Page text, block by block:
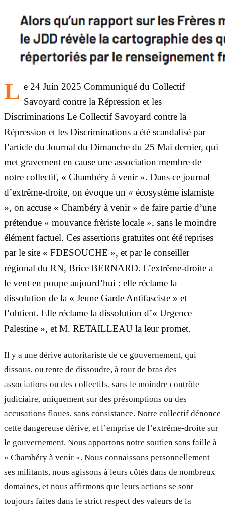
L e 24 Juin 2025 Communiqué du Collectif
Savoyard contre la Répression et les
Discriminations Le Collectif Savoyard contre la
Répression et les Discriminations a été scandalisé par
l’article du Journal du Dimanche du 25 Mai dernier, qui
met gravement en cause une association membre de
notre collectif, « Chambéry à venir ». Dans ce journal
d’extrême-droite, on évoque un « écosystème islamiste
», on accuse « Chambéry à venir » de faire partie d’une
prétendue « mouvance frèriste locale », sans le moindre
élément factuel. Ces assertions gratuites ont été reprises
par le site « FDESOUCHE », et par le conseiller
régional du RN, Brice BERNARD. L’extrême-droite a
le vent en poupe aujourd’hui : elle réclame la
dissolution de la « Jeune Garde Antifasciste » et
l’obtient. Elle réclame la dissolution d’« Urgence
Palestine », et M. RETAILLEAU la leur promet.
Il y a une dérive autoritariste de ce gouvernement, qui
dissous, ou tente de dissoudre, à tour de bras des
associations ou des collectifs, sans le moindre contrôle
judiciaire, uniquement sur des présomptions ou des
accusations floues, sans consistance. Notre collectif dénonce
cette dangereuse dérive, et l’emprise de l’extrême-droite sur
le gouvernement. Nous apportons notre soutien sans faille à
« Chambéry à venir ». Nous connaissons personnellement
ses militants, nous agissons à leurs côtés dans de nombreux
domaines, et nous affirmons que leurs actions se sont
toujours faites dans le strict respect des valeurs de la